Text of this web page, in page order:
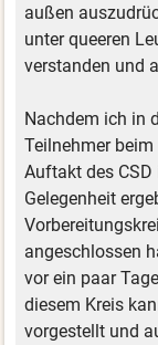
außen
unter queeren
verstanden und
Nachdem ich in
Teilnehmer
Auftakt des
Gelegenheit
angeschlossen
vor ein paar
diesem Kreis
vorgestellt und